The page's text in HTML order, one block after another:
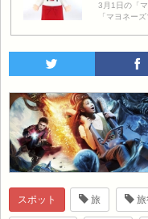
3月1日の「
「マヨネー
スポット 旅